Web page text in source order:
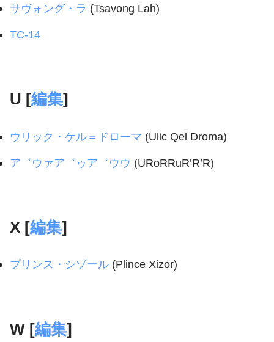
サヴォング・ラ (Tsavong Lah)
TC-14
U [編集]
ウリック・ケル＝ドローマ (Ulic Qel Droma)
ア゛ウァア゛ゥア゛ウウ (URoRRuR’R’R)
X [編集]
プリンス・シゾール (Plince Xizor)
W [編集]